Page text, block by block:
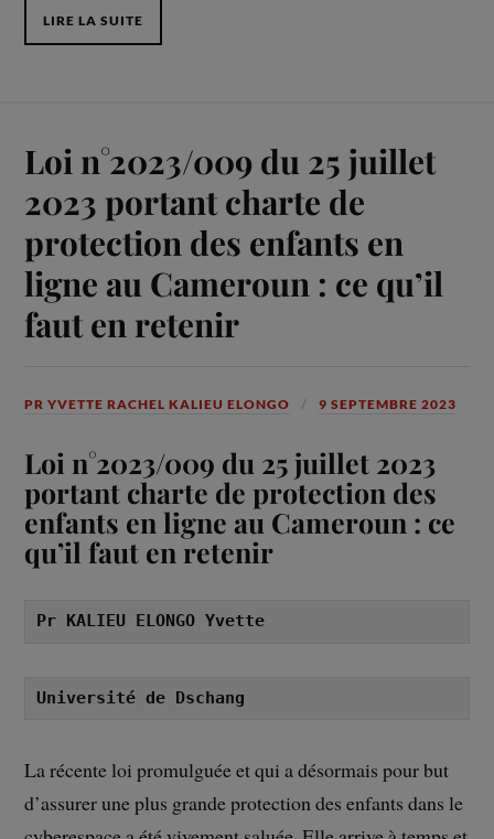
LIRE LA SUITE
Loi n°2023/009 du 25 juillet
2023 portant charte de
protection des enfants en
ligne au Cameroun : ce qu’il
faut en retenir
PR YVETTE RACHEL KALIEU ELONGO 9 SEPTEMBRE 2023
Loi n°2023/009 du 25 juillet 2023
portant charte de protection des
enfants en ligne au Cameroun : ce
qu’il faut en retenir
Pr KALIEU ELONGO Yvette
Université de Dschang
La récente loi promulguée et qui a désormais pour but
d’assurer une plus grande protection des enfants dans le